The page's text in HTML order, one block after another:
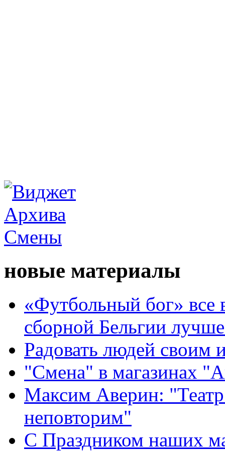
новые материалы
«Футбольный бог» все
сборной Бельгии
Радовать людей своим
"Смена" в магазинах
Максим Аверин:
неповторим"
С Праздником наших